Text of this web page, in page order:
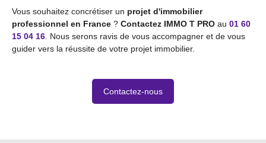
Vous souhaitez concrétiser un projet d'immobilier
professionnel en France ? Contactez IMMO T PRO au 01 60
15 04 16 . Nous serons ravis de vous accompagner et de vous
guider vers la réussite de votre projet immobilier.
Contactez-nous